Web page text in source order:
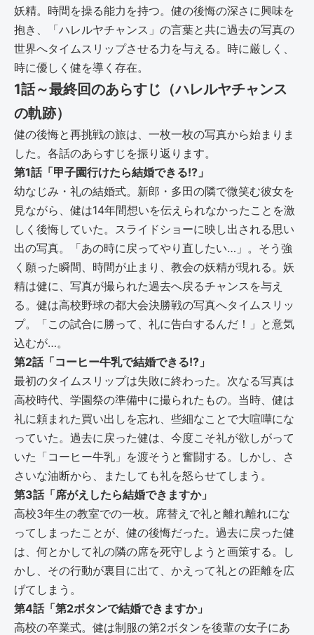
妖精。時間を操る能力を持つ。健の後悔の深さに興味を
抱き、「ハレルヤチャンス」の言葉と共に過去の写真の
世界へタイムスリップさせる力を与える。時に厳しく、
時に優しく健を導く存在。
1話～最終回のあらすじ（ハレルヤチャンス
の軌跡）
健の後悔と再挑戦の旅は、一枚一枚の写真から始まりま
した。各話のあらすじを振り返ります。
第1話「甲子園行けたら結婚できる!?」
幼なじみ・礼の結婚式。新郎・多田の隣で微笑む彼女を
見ながら、健は14年間想いを伝えられなかったことを激
しく後悔していた。スライドショーに映し出される思い
出の写真。「あの時に戻ってやり直したい…」。そう強
く願った瞬間、時間が止まり、教会の妖精が現れる。妖
精は健に、写真が撮られた過去へ戻るチャンスを与え
る。健は高校野球の都大会決勝戦の写真へタイムスリッ
プ。「この試合に勝って、礼に告白するんだ！」と意気
込むが…。
第2話「コーヒー牛乳で結婚できる!?」
最初のタイムスリップは失敗に終わった。次なる写真は
高校時代、学園祭の準備中に撮られたもの。当時、健は
礼に頼まれた買い出しを忘れ、些細なことで大喧嘩にな
っていた。過去に戻った健は、今度こそ礼が欲しがって
いた「コーヒー牛乳」を渡そうと奮闘する。しかし、さ
さいな油断から、またしても礼を怒らせてしまう。
第3話「席がえしたら結婚できますか」
高校3年生の教室での一枚。席替えで礼と離れ離れにな
ってしまったことが、健の後悔だった。過去に戻った健
は、何とかして礼の隣の席を死守しようと画策する。し
かし、その行動が裏目に出て、かえって礼との距離を広
げてしまう。
第4話「第2ボタンで結婚できますか」
高校の卒業式。健は制服の第2ボタンを後輩の女子にあ